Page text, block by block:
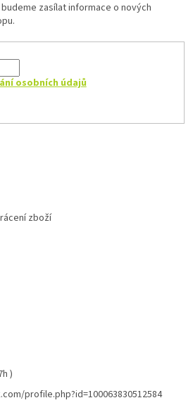
zasílat informace o nových
osobních údajů
zboží
)
profile.php?id=100063830512584